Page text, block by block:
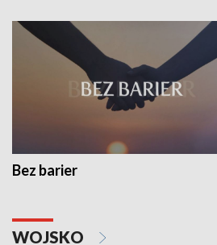
Bez barier
WOJSKO